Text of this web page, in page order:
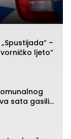
–
ljeto“
sata gasili